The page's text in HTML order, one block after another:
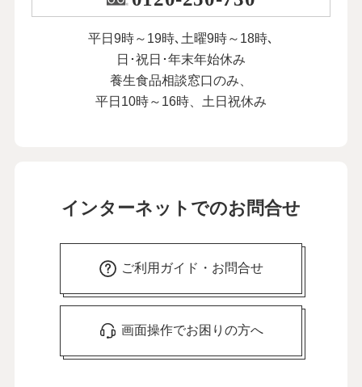
平日9時～19時､土曜9時～18時､
日･祝日･年末年始休み
養生食品相談窓口のみ、
平日10時～16時、土日祝休み
インターネットでのお問合せ
ご利用ガイド・お問合せ
画面操作でお困りの方へ